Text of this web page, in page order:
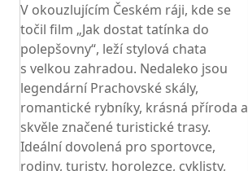
V okouzlujícím Českém ráji, kde se
točil film „Jak dostat tatínka do
polepšovny“, leží stylová chata
s velkou zahradou. Nedaleko jsou
legendární Prachovské skály,
romantické rybníky, krásná příroda a
skvěle značené turistické trasy.
Ideální dovolená pro sportovce,
rodiny, turisty, horolezce, cyklisty,